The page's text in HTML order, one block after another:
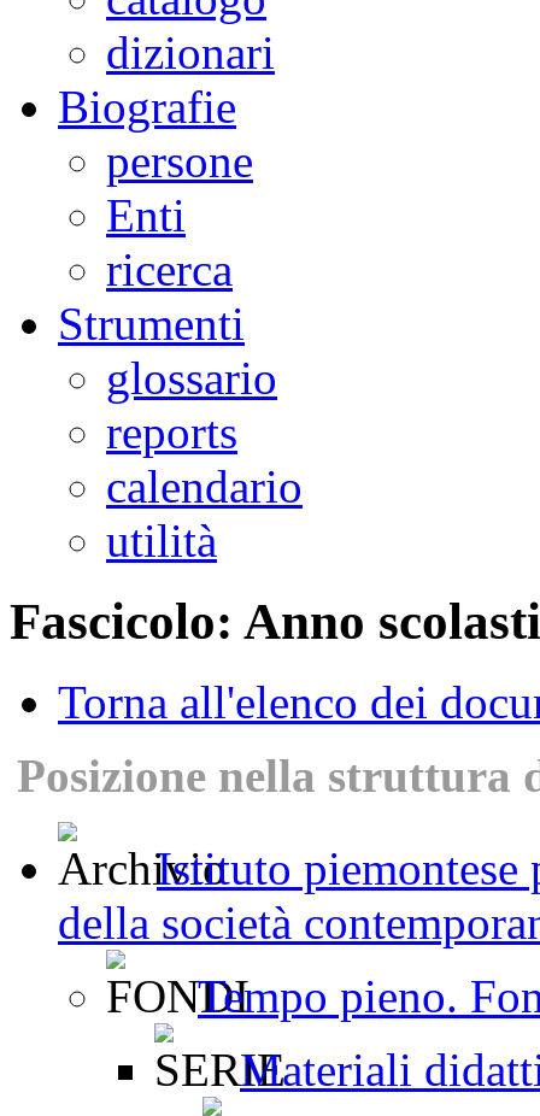
dizionari
Biografie
persone
Enti
ricerca
Strumenti
glossario
reports
calendario
utilità
Fascicolo: Anno
Torna all'elenco dei
Posizione nella struttura
Istituto piemontese
della società
Tempo pieno.
Materiali